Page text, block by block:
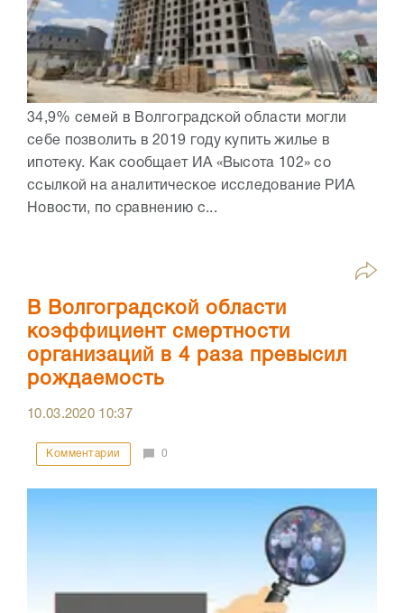
34,9% семей в Волгоградской области могли
себе позволить в 2019 году купить жилье в
ипотеку. Как сообщает ИА «Высота 102» со
ссылкой на аналитическое исследование РИА
Новости, по сравнению с...
В Волгоградской области
коэффициент смертности
организаций в 4 раза превысил
рождаемость
10.03.2020 10:37
Комментарии 0